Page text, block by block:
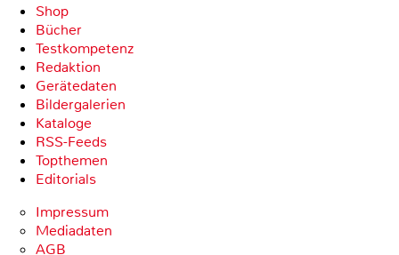
Shop
Bücher
Testkompetenz
Redaktion
Gerätedaten
Bildergalerien
Kataloge
RSS-Feeds
Topthemen
Editorials
Impressum
Mediadaten
AGB